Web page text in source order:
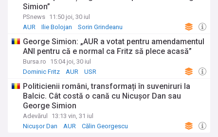
Simion”
PSnews 11:50 joi, 30 iul
AUR
Ilie Bolojan Sorin Grindeanu
George Simion: „AUR a votat pentru amendamentul
ANI pentru că e normal ca Fritz să plece acasă”
Bursa.ro
15:04 joi, 30 iul
Dominic Fritz
AUR USR
Politicienii români, transformați în suveniruri la
Balcic. Cât costă o cană cu Nicușor Dan sau
George Simion
Adevărul
13:13 vin, 31 iul
Nicușor Dan
AUR Călin Georgescu